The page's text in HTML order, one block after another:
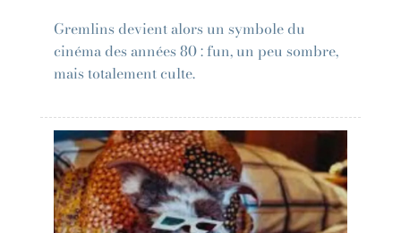
Gremlins devient alors un symbole du
cinéma des années 80 : fun, un peu sombre,
mais totalement culte.